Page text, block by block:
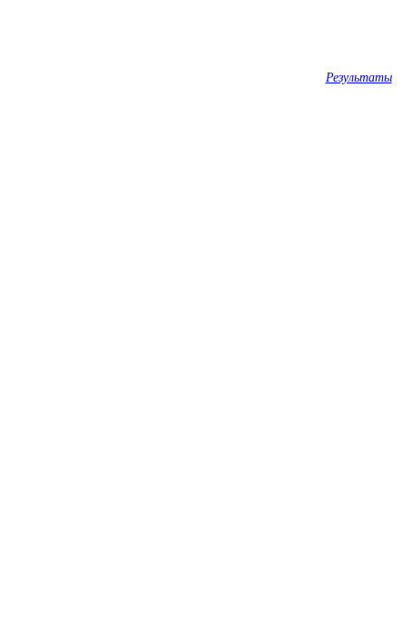
Результаты